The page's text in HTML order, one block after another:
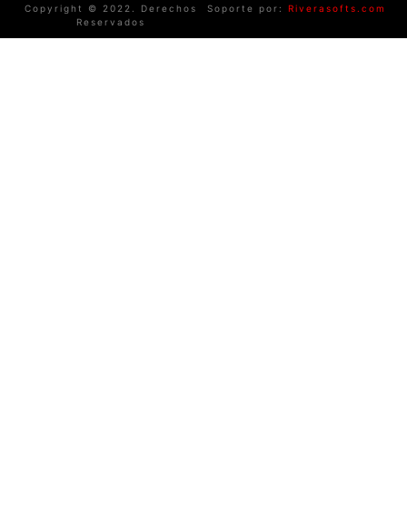
Copyright © 2022. Derechos
Reservados
Soporte por: Riverasofts.com